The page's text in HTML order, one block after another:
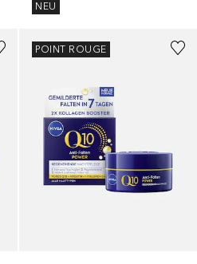
NEU
POINT ROUGE